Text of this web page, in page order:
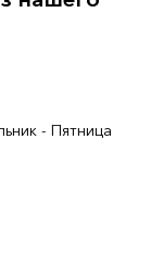
- Пятница